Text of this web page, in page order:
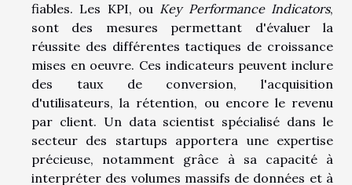
fiables. Les KPI, ou Key Performance Indicators,
sont des mesures permettant d'évaluer la
réussite des différentes tactiques de croissance
mises en oeuvre. Ces indicateurs peuvent inclure
des taux de conversion, l'acquisition
d'utilisateurs, la rétention, ou encore le revenu
par client. Un data scientist spécialisé dans le
secteur des startups apportera une expertise
précieuse, notamment grâce à sa capacité à
interpréter des volumes massifs de données et à